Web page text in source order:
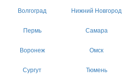
Волгоград Нижний Новгород
Пермь Самара
Воронеж Омск
Сургут Тюмень